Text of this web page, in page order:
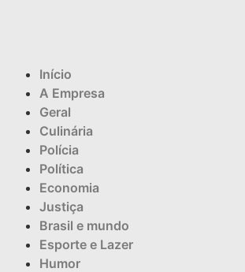
Início
A Empresa
Geral
Culinária
Polícia
Política
Economia
Justiça
Brasil e mundo
Esporte e Lazer
Humor